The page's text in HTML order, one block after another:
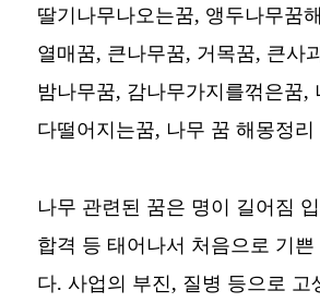
딸기나무나오는꿈, 앵두나무꿈
열매꿈, 큰나무꿈, 거목꿈, 큰사
밤나무꿈, 감나무가지를꺾은꿈,
다떨어지는꿈, 나무 꿈 해몽정리
나무 관련된 꿈은 명이 길어짐
합격 등 태어나서 처음으로 기
다. 사업의 부진, 질병 등으로 고